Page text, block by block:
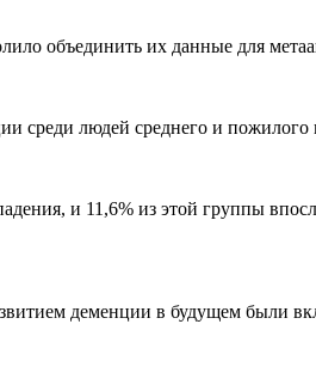
объединить их данные для
среди людей среднего и
и 11,6% из этой группы
деменции в будущем были